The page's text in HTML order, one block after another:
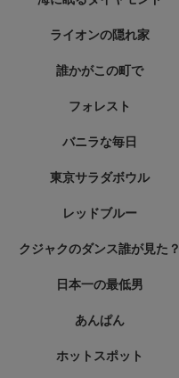
ライオンの隠れ家
誰かがこの町で
フォレスト
バニラな毎日
東京サラダボウル
レッドブルー
クジャクのダンス誰が見た？
日本一の最低男
あんぱん
ホットスポット